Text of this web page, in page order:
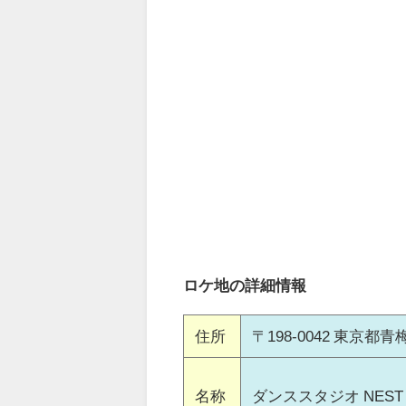
ロケ地の詳細情報
住所 〒198-0042 東京都青
名称 ダンススタジオ NEST